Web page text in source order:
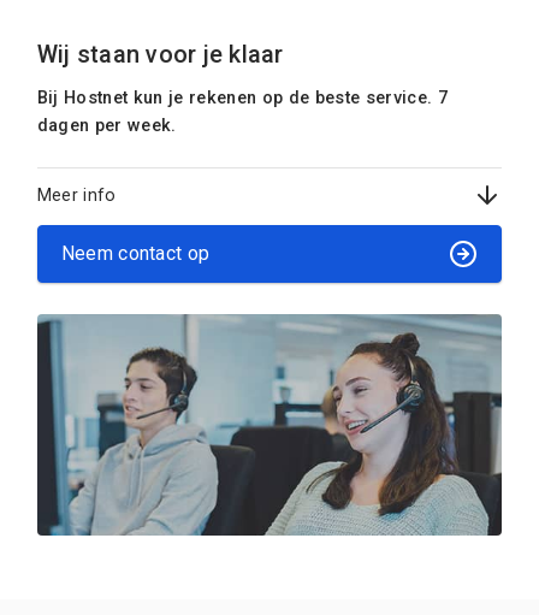
Wij staan voor je klaar
Bij Hostnet kun je rekenen op de beste service. 7
dagen per week.
Meer info
Neem contact op